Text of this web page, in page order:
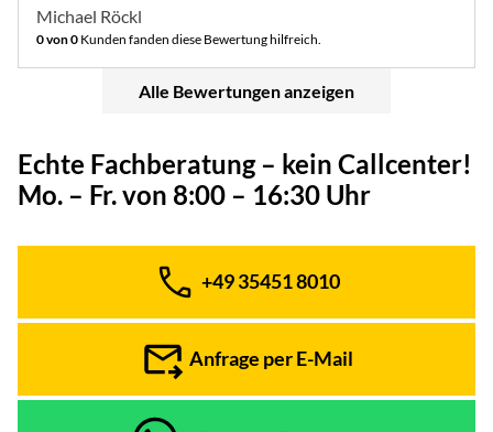
Michael Röckl
0 von 0 Kunden fanden diese Bewertung hilfreich.
Alle Bewertungen anzeigen
Echte Fachberatung – kein Callcenter!
Mo. – Fr. von 8:00 – 16:30 Uhr
Telefon:
+49 35451 8010
Anfrage per E-Mail